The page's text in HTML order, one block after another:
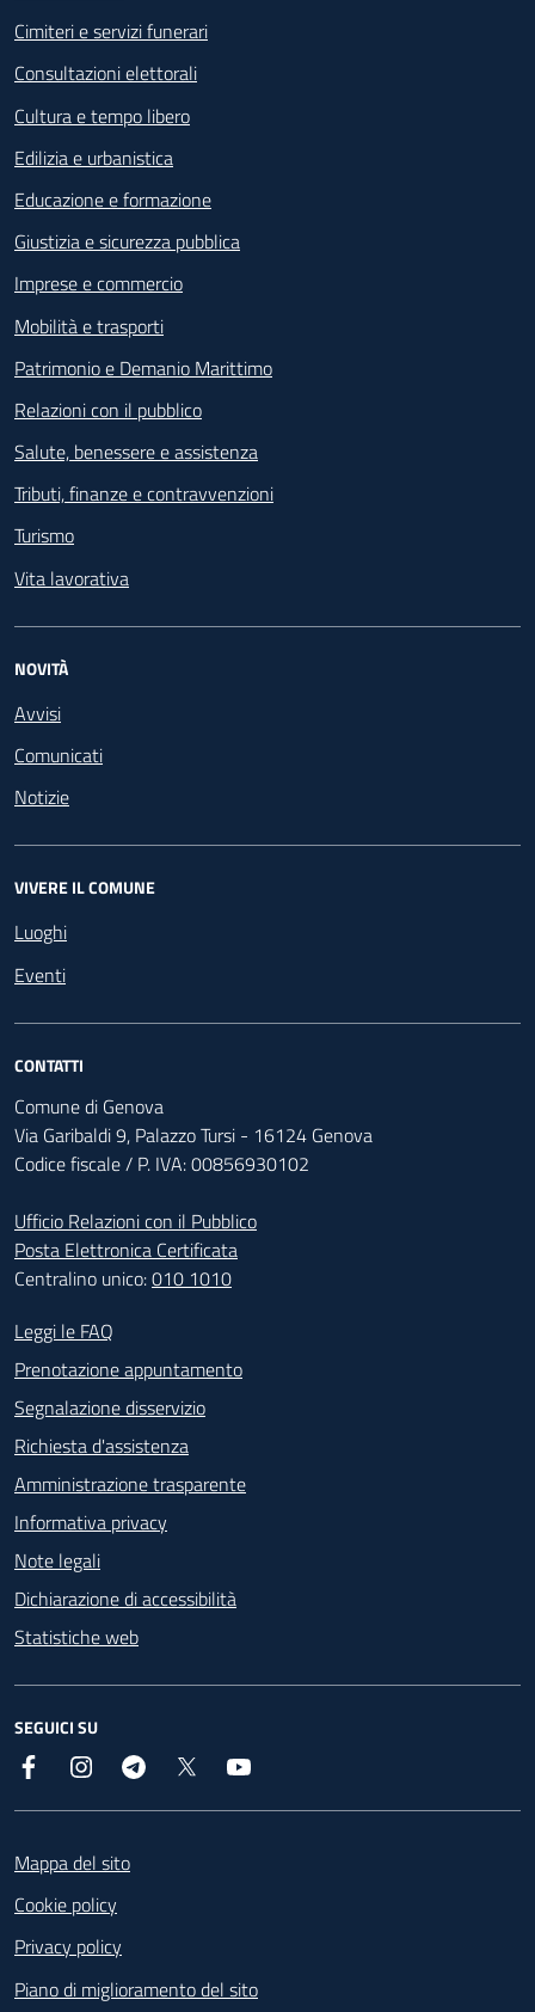
Cimiteri e servizi funerari
Consultazioni elettorali
Cultura e tempo libero
Edilizia e urbanistica
Educazione e formazione
Giustizia e sicurezza pubblica
Imprese e commercio
Mobilità e trasporti
Patrimonio e Demanio Marittimo
Relazioni con il pubblico
Salute, benessere e assistenza
Tributi, finanze e contravvenzioni
Turismo
Vita lavorativa
NOVITÀ
Avvisi
Comunicati
Notizie
VIVERE IL COMUNE
Luoghi
Eventi
CONTATTI
Comune di Genova
Via Garibaldi 9, Palazzo Tursi - 16124 Genova
Codice fiscale / P. IVA: 00856930102
Ufficio Relazioni con il Pubblico
Posta Elettronica Certificata
Centralino unico:010 1010
Footer - Contatti
Leggi le FAQ
Prenotazione appuntamento
Segnalazione disservizio
Richiesta d'assistenza
Amministrazione trasparente
Informativa privacy
Note legali
Dichiarazione di accessibilità
Statistiche web
SEGUICI SU
Facebook InstagramTelegram
Mappa del sito
Cookie policy
Privacy policy
Piano di miglioramento del sito